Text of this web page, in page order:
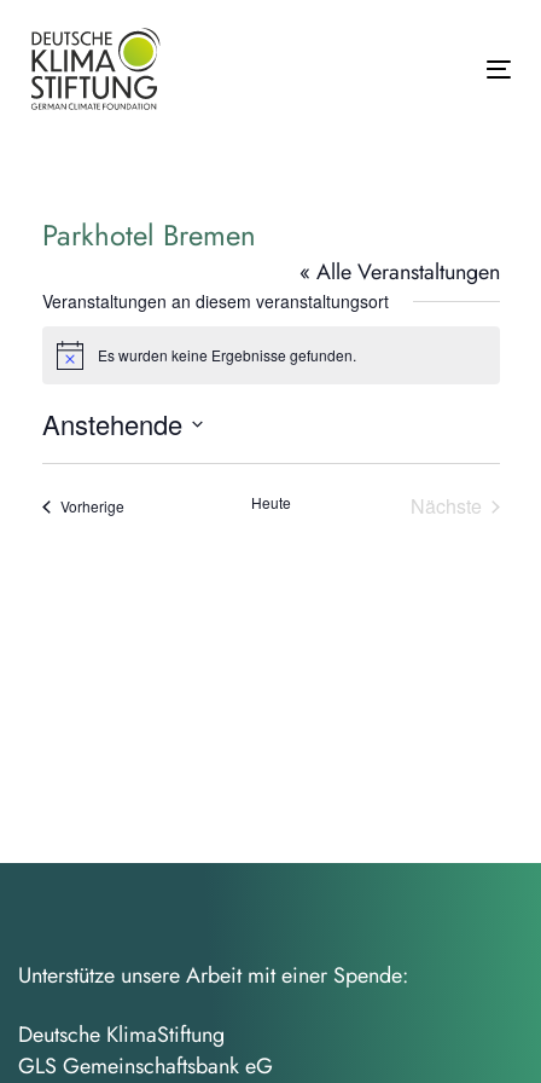
überspringen
primären
Navigation
springen
Parkhotel Bremen
« Alle Veranstaltungen
Veranstaltungen an diesem veranstaltungsort
HinweisEs wurden keine Ergebnisse gefunden.
Anstehende
Datum
VorherigeVeranstaltungen Heute
Nächste
Unterstütze unsere Arbeit mit einer Spende:
Deutsche KlimaStiftung
GLS Gemeinschaftsbank eG